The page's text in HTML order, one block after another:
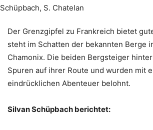
Der Grenzgipfel zu Frankreich bietet
steht im Schatten der bekannten Berge
Chamonix. Die beiden Bergsteiger
Spuren auf ihrer Route und wurden mit
eindrücklichen Abenteuer belohnt.
Silvan Schüpbach berichtet: